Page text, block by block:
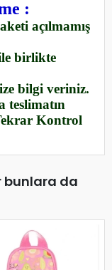
:
açılmamış
birlikte
bilgi veriniz.
teslimatın
Kontrol
bunlara da